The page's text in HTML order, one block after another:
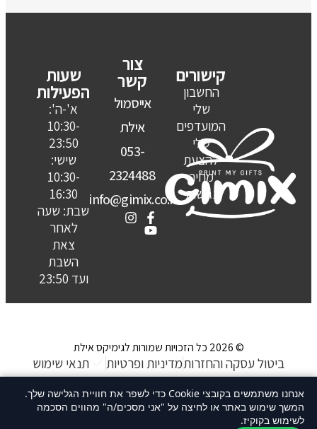
קישורים
החשבון
שלי
המועדפים
שלי
להצעת
מחיר
נגישות
צור
קשר
אייסמול
אילת
053-
2324488
info@gimix.co.il
שעות
הפעילות
א'-ה':
10:30-
23:50
שישי:
10:30-
16:30
שבת: שעה
לאחר
צאת
השבת
ועד 23:50
© 2026 כל הזכויות שמורות לגימיקס אילת
ביטול עסקה והחזרותמדיניות ופרטיות תנאי שימוש
האתר נבנה ע״ קשת סטודיו
אנחנו משתמשים בקובצי Cookie כדי לשפר את חוויית הגלישה שלך.
המשך שימוש באתר או לחיצה על "אני מסכים/ה" מהווים הסכמה
לשימוש בקוקיז.